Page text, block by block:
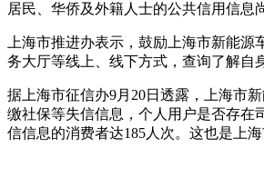
居民、华侨及外籍人士的公共信用信息
上海市推进办表示，鼓励上海市新能
务大厅等线上、线下方式，查询了解自
据上海市征信办9月20日透露，上海市
缴社保等失信信息，个人用户是否存在
信信息的消费者达185人次。这也是上